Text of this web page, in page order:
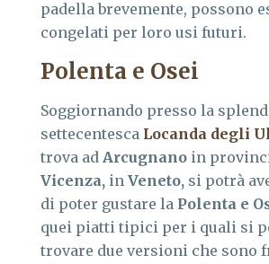
padella brevemente, possono
congelati per loro usi futuri.
Polenta e Osei
Soggiornando presso la
settecentesca Locanda degli
trova ad Arcugnano in
Vicenza, in Veneto, si potrà
di poter gustare la Polenta e
quei piatti tipici per i quali si
trovare due versioni che sono